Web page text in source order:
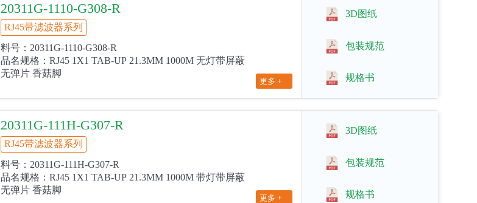
20311G-1110-G308-R
RJ45带滤波器系列
料号：20311G-1110-G308-R
品名规格：RJ45 1X1 TAB-UP 21.3MM 1000M 无灯带屏蔽
无弹片 香菇脚
更多 +
3D图纸
包装规范
规格书
20311G-111H-G307-R
RJ45带滤波器系列
料号：20311G-111H-G307-R
品名规格：RJ45 1X1 TAB-UP 21.3MM 1000M 带灯带屏蔽
无弹片 香菇脚
更多 +
3D图纸
包装规范
规格书